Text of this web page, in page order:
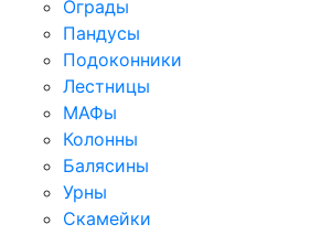
Ограды
Пандусы
Подоконники
Лестницы
МАФы
Колонны
Балясины
Урны
Скамейки